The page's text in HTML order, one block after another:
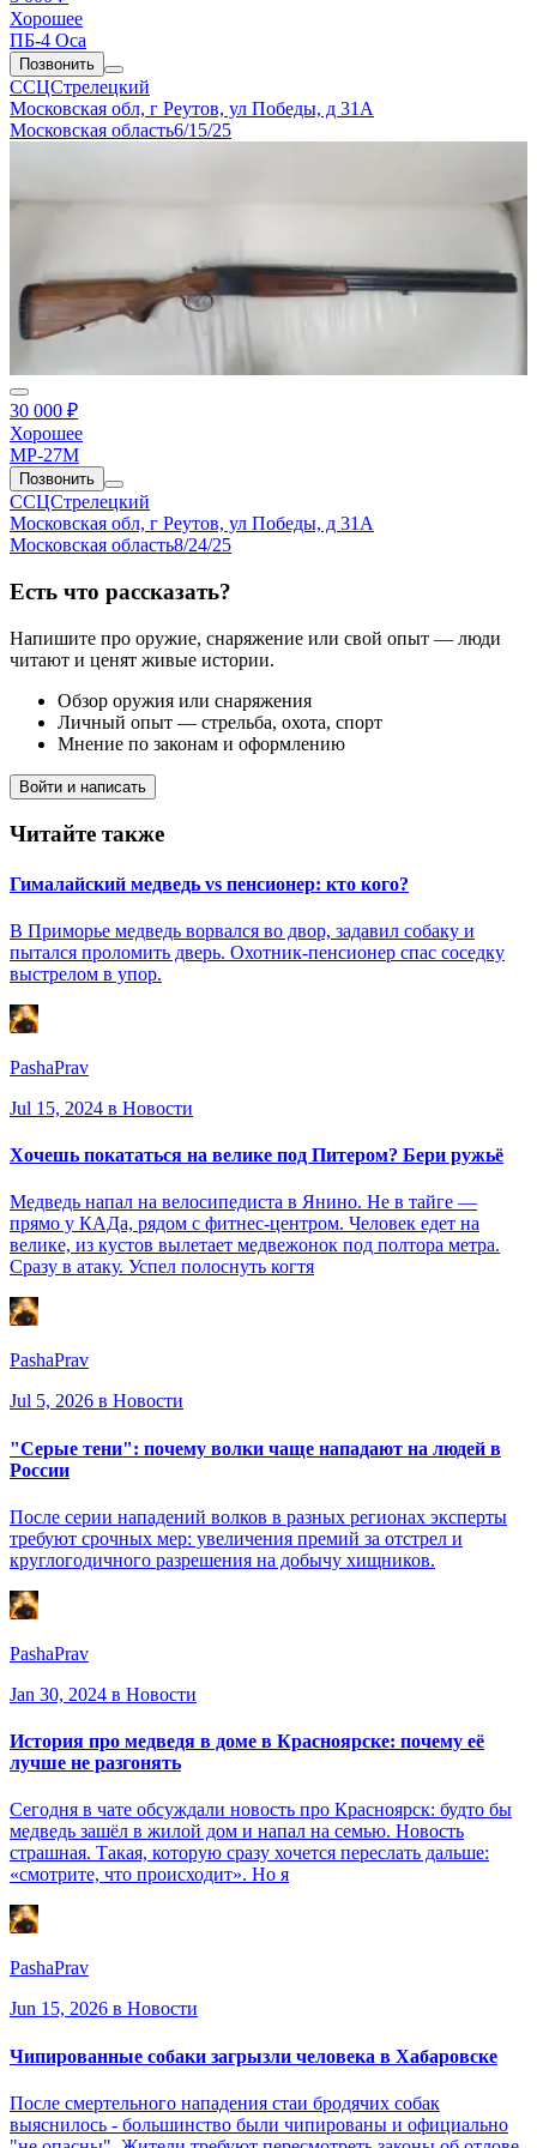
Хорошее
ПБ-4 Оса
Позвонить
ССЦСтрелецкий
Московская обл, г Реутов, ул Победы, д 31А
Московская область6/15/25
30 000 ₽
Хорошее
МР-27М
Позвонить
ССЦСтрелецкий
Московская обл, г Реутов, ул Победы, д 31А
Московская область8/24/25
Есть что рассказать?
Напишите про оружие, снаряжение или свой опыт — люди
читают и ценят живые истории.
Обзор оружия или снаряжения
Личный опыт — стрельба, охота, спорт
Мнение по законам и оформлению
Войти и написать
Читайте также
Гималайский медведь vs пенсионер: кто кого?
В Приморье медведь ворвался во двор, задавил собаку и
пытался проломить дверь. Охотник-пенсионер спас соседку
выстрелом в упор.
PashaPrav
Jul 15, 2024 в Новости
Хочешь покататься на велике под Питером? Бери ружьё
Медведь напал на велосипедиста в Янино. Не в тайге —
прямо у КАДа, рядом с фитнес-центром. Человек едет на
велике, из кустов вылетает медвежонок под полтора метра.
Сразу в атаку. Успел полоснуть когтя
PashaPrav
Jul 5, 2026 в Новости
"Серые тени": почему волки чаще нападают на людей в
России
После серии нападений волков в разных регионах эксперты
требуют срочных мер: увеличения премий за отстрел и
круглогодичного разрешения на добычу хищников.
PashaPrav
Jan 30, 2024 в Новости
История про медведя в доме в Красноярске: почему её
лучше не разгонять
Сегодня в чате обсуждали новость про Красноярск: будто бы
медведь зашёл в жилой дом и напал на семью. Новость
страшная. Такая, которую сразу хочется переслать дальше:
«смотрите, что происходит». Но я
PashaPrav
Jun 15, 2026 в Новости
Чипированные собаки загрызли человека в Хабаровске
После смертельного нападения стаи бродячих собак
выяснилось - большинство были чипированы и официально